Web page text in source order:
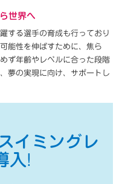
世界へ
する選手の育成も行っており
能性を伸ばすために、焦ら
ず年齢やレベルに合った段階
夢の実現に向け、サポートし
イミングレ
入!